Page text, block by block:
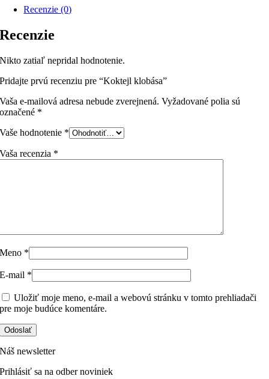
Recenzie (0)
Recenzie
Nikto zatiaľ nepridal hodnotenie.
Pridajte prvú recenziu pre “Koktejl klobása”
Vaša e-mailová adresa nebude zverejnená. Vyžadované polia sú
označené *
Vaše hodnotenie *
Vaša recenzia *
Meno *
E-mail *
Uložiť moje meno, e-mail a webovú stránku v tomto prehliadači
pre moje budúce komentáre.
Náš newsletter
Prihlásiť sa na odber noviniek